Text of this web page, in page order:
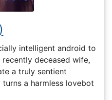
intelligent android to
deceased wife,
a truly sentient
a harmless lovebot